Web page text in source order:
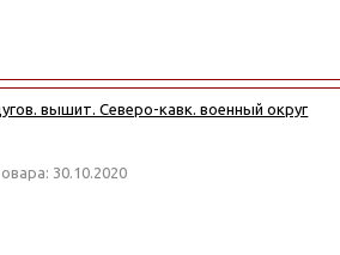
вышит. Северо-кавк. военный округ
30.10.2020